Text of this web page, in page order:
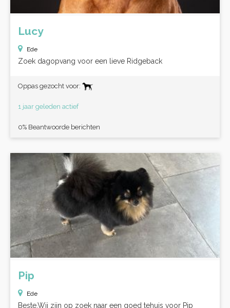
Lucy
Ede
Zoek dagopvang voor een lieve Ridgeback
Oppas gezocht voor:
1 jaar geleden actief
0% Beantwoorde berichten
Pip
Ede
Beste,Wij zijn op zoek naar een goed tehuis voor Pip